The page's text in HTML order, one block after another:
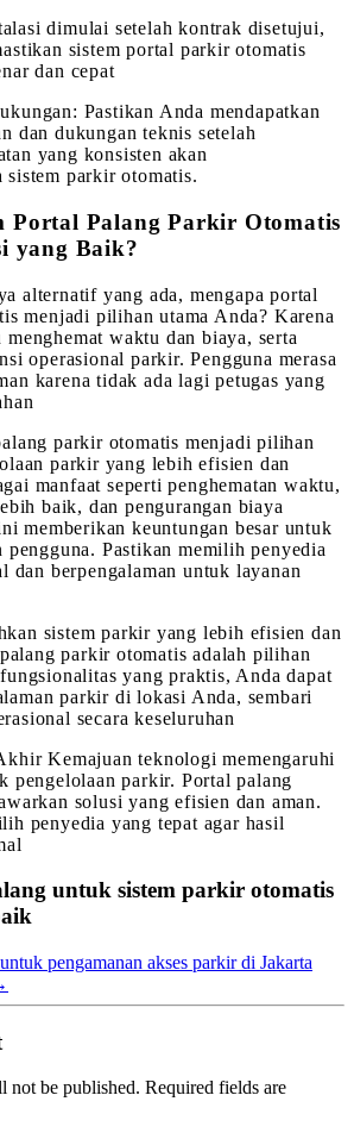
dimulai setelah kontrak disetujui,
sistem portal parkir otomatis
dan cepat
Pastikan Anda mendapatkan
dan dukungan teknis setelah
yang konsisten akan
sistem parkir otomatis.
Portal Palang Parkir Otomatis
yang Baik?
alternatif yang ada, mengapa portal
menjadi pilihan utama Anda? Karena
waktu dan biaya, serta
operasional parkir. Pengguna merasa
karena tidak ada lagi petugas yang
parkir otomatis menjadi pilihan
parkir yang lebih efisien dan
manfaat seperti penghematan waktu,
baik, dan pengurangan biaya
memberikan keuntungan besar untuk
Pastikan memilih penyedia
dan berpengalaman untuk layanan
sistem parkir yang lebih efisien dan
parkir otomatis adalah pilihan
yang praktis, Anda dapat
parkir di lokasi Anda, sembari
secara keseluruhan
Kemajuan teknologi memengaruhi
pengelolaan parkir. Portal palang
solusi yang efisien dan aman.
penyedia yang tepat agar hasil
untuk sistem parkir otomatis
pengamanan akses parkir di Jakarta
not be published. Required fields are